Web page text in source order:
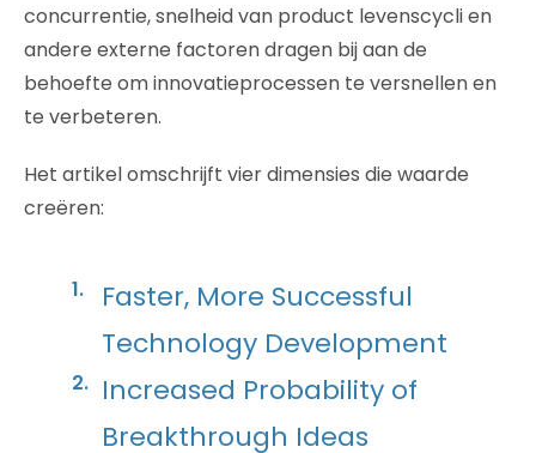
concurrentie, snelheid van product levenscycli en
andere externe factoren dragen bij aan de
behoefte om innovatieprocessen te versnellen en
te verbeteren.
Het artikel omschrijft vier dimensies die waarde
creëren:
Faster, More Successful
Technology Development
Increased Probability of
Breakthrough Ideas